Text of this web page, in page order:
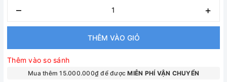
– +
THÊM VÀO GIỎ
Thêm vào so sánh
Mua thêm 15.000.000₫ để đượcMIỄN PHÍ VẬN CHUYỂN